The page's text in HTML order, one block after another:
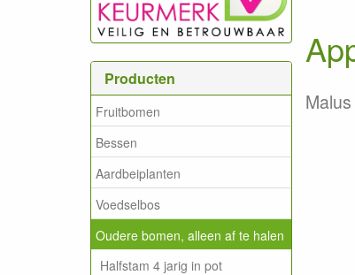
Producten
Fruitbomen
Bessen
Aardbeiplanten
Voedselbos
Oudere bomen, alleen af te halen
Halfstam 4 jarig in pot